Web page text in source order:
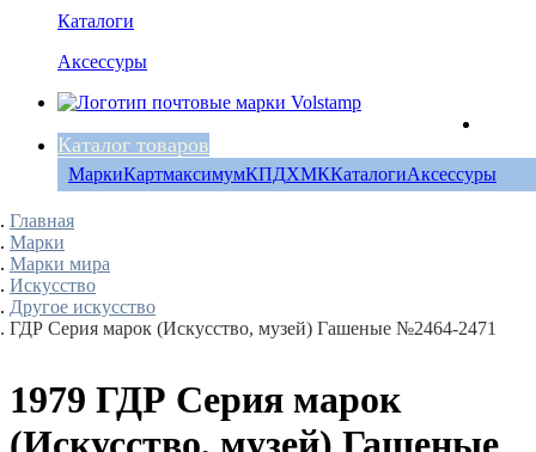
Каталоги
Аксессуры
Каталог товаров
МаркиКартмаксимумКПДХМККаталогиАксессуры
Главная
Марки
Марки мира
Искусство
Другое искусство
ГДР Серия марок (Искусство, музей) Гашеные №2464-2471
1979 ГДР Серия марок
(Искусство, музей) Гашеные